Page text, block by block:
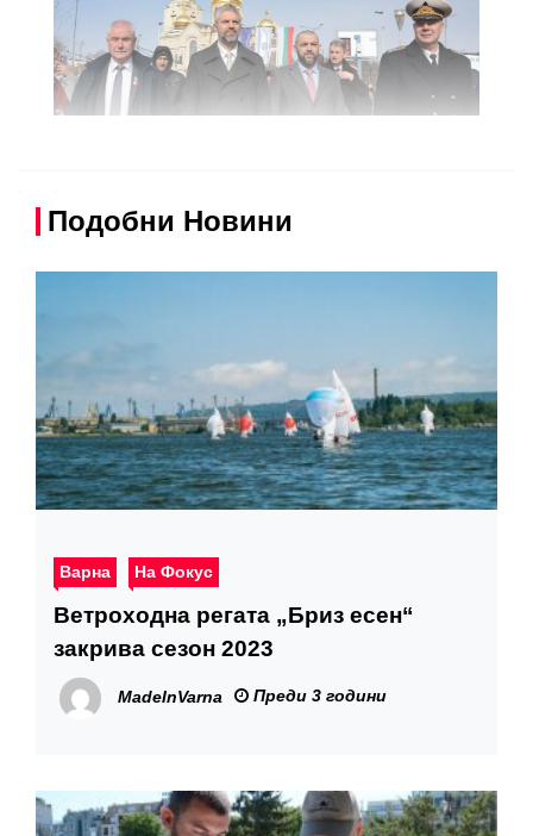
Подобни Новини
Варна На Фокус
Ветроходна регата „Бриз есен“
закрива сезон 2023
MadeInVarna Преди 3 години